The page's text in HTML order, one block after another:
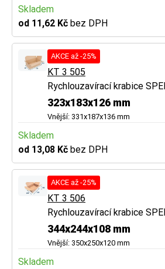
Skladem
od 11,62 Kč bez DPH
AKCE až -25%
KT 3 505
Rychlouzavírací krabice
323x183x126 mm
Vnější: 331x187x136 mm
Skladem
od 13,08 Kč bez DPH
AKCE až -25%
KT 3 506
Rychlouzavírací krabice
344x244x108 mm
Vnější: 350x250x120 mm
Skladem